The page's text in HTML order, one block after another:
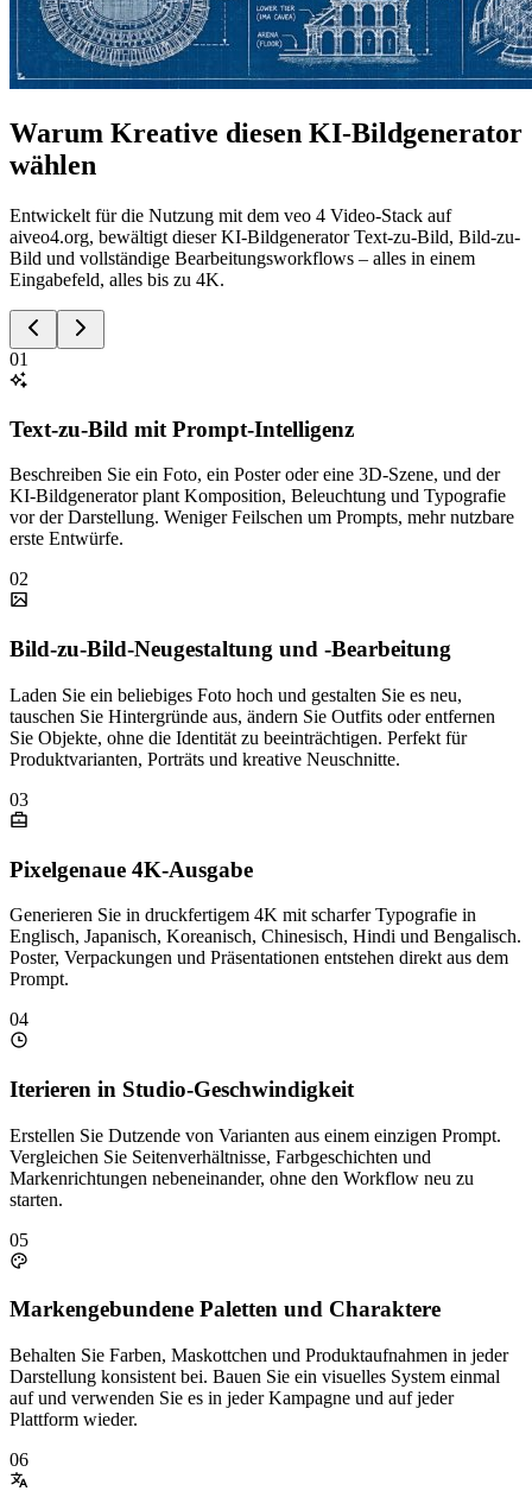
Warum Kreative diesen KI-Bildgenerator
wählen
Entwickelt für die Nutzung mit dem veo 4 Video-Stack auf
aiveo4.org, bewältigt dieser KI-Bildgenerator Text-zu-Bild, Bild-zu-
Bild und vollständige Bearbeitungsworkflows – alles in einem
Eingabefeld, alles bis zu 4K.
01
Text-zu-Bild mit Prompt-Intelligenz
Beschreiben Sie ein Foto, ein Poster oder eine 3D-Szene, und der
KI-Bildgenerator plant Komposition, Beleuchtung und Typografie
vor der Darstellung. Weniger Feilschen um Prompts, mehr nutzbare
erste Entwürfe.
02
Bild-zu-Bild-Neugestaltung und -Bearbeitung
Laden Sie ein beliebiges Foto hoch und gestalten Sie es neu,
tauschen Sie Hintergründe aus, ändern Sie Outfits oder entfernen
Sie Objekte, ohne die Identität zu beeinträchtigen. Perfekt für
Produktvarianten, Porträts und kreative Neuschnitte.
03
Pixelgenaue 4K-Ausgabe
Generieren Sie in druckfertigem 4K mit scharfer Typografie in
Englisch, Japanisch, Koreanisch, Chinesisch, Hindi und Bengalisch.
Poster, Verpackungen und Präsentationen entstehen direkt aus dem
Prompt.
04
Iterieren in Studio-Geschwindigkeit
Erstellen Sie Dutzende von Varianten aus einem einzigen Prompt.
Vergleichen Sie Seitenverhältnisse, Farbgeschichten und
Markenrichtungen nebeneinander, ohne den Workflow neu zu
starten.
05
Markengebundene Paletten und Charaktere
Behalten Sie Farben, Maskottchen und Produktaufnahmen in jeder
Darstellung konsistent bei. Bauen Sie ein visuelles System einmal
auf und verwenden Sie es in jeder Kampagne und auf jeder
Plattform wieder.
06